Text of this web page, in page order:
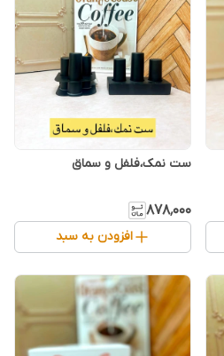
ست نمک،فلفل و سماق
۸۷۸٬۰۰۰
افزودن به سبد